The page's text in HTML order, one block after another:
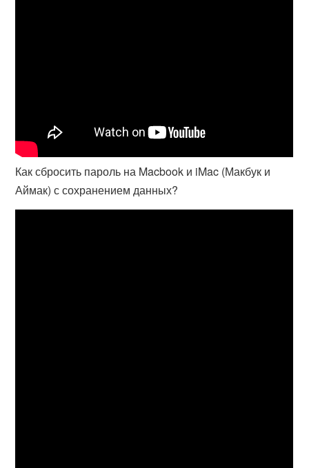
Как сбросить пароль на Macbook и iMac (Макбук и
Аймак) с сохранением данных?